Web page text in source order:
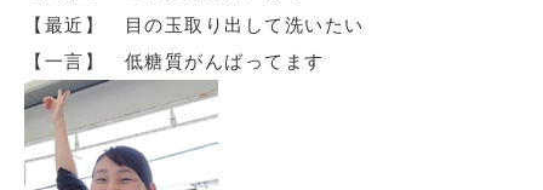
【最近】 目の玉取り出して洗いたい
【一言】 低糖質がんばってます